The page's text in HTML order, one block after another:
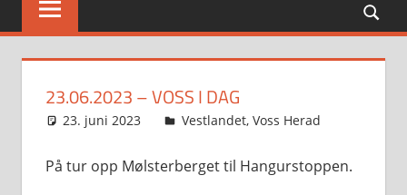
23.06.2023 – VOSS I DAG
23. juni 2023 Svein
Vestlandet, Voss Herad
På tur opp Mølsterberget til Hangurstoppen.